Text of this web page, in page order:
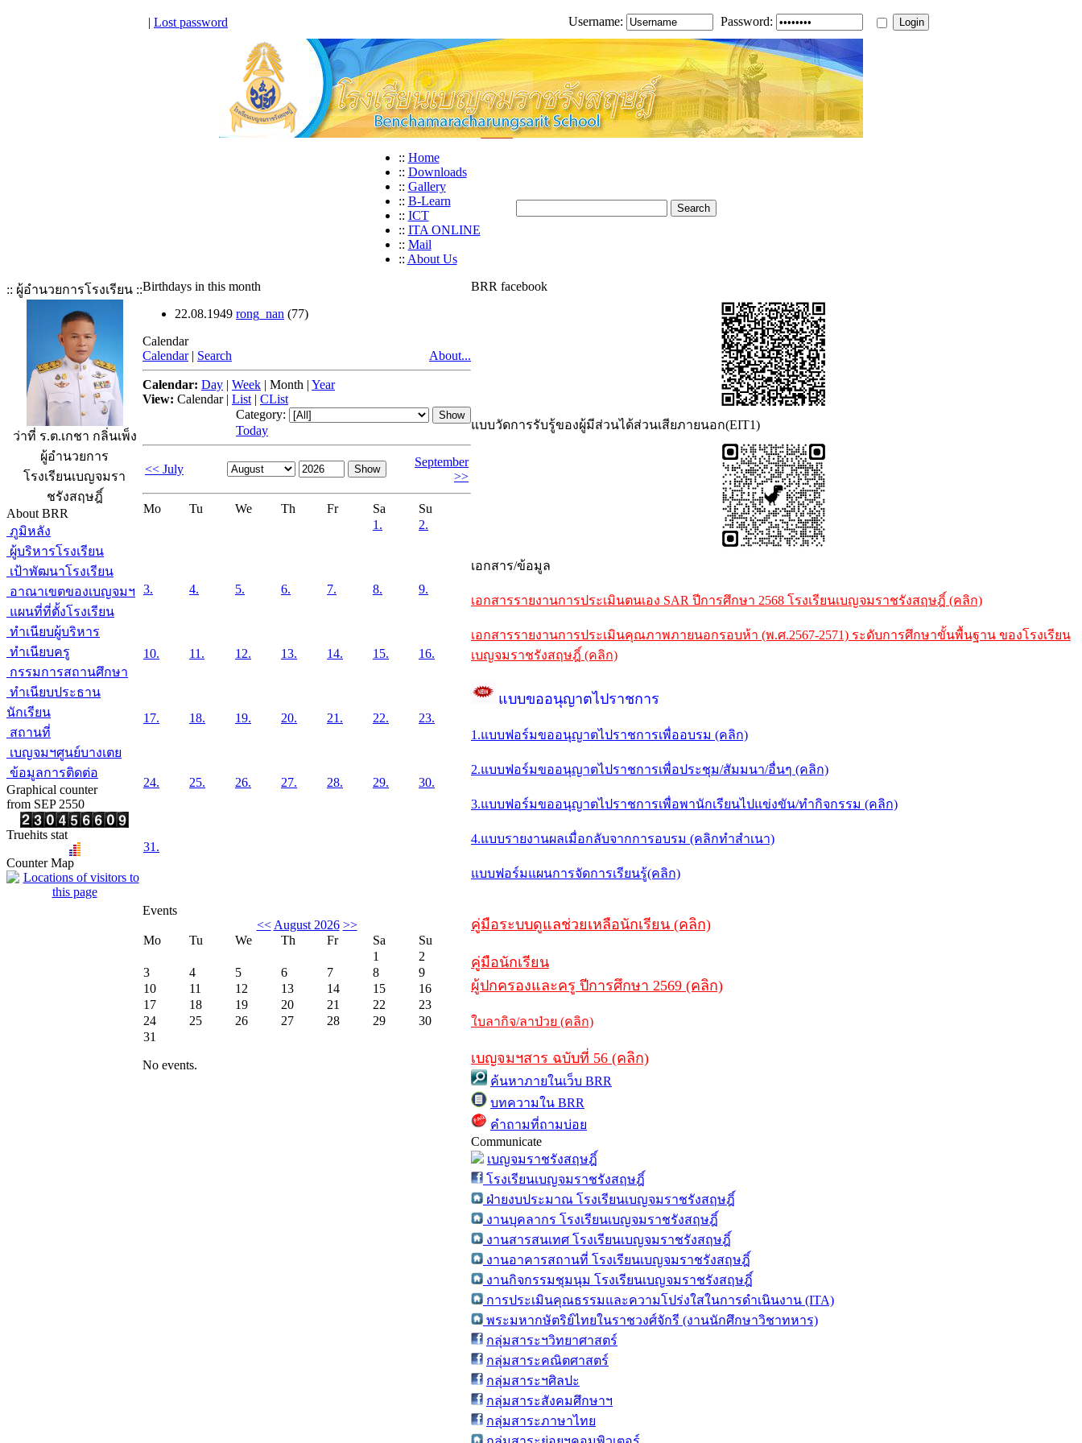
| Lost password Username: Password:
:: Home
:: Downloads
:: Gallery
:: B-Learn
:: ICT
:: ITA ONLINE
:: Mail
:: About Us
:: ผู้อำนวยการโรงเรียน ::
ว่าที่ ร.ต.เกชา กลิ่นเพ็ง
ผู้อำนวยการ
โรงเรียนเบญจมรา
ชรังสฤษฎิ์
About BRR
ภูมิหลัง
ผู้บริหารโรงเรียน
เป้าพัฒนาโรงเรียน
อาณาเขตของเบญจมฯ
แผนที่ที่ตั้งโรงเรียน
ทำเนียบผู้บริหาร
ทำเนียบครู
กรรมการสถานศึกษา
ทำเนียบประธาน
นักเรียน
สถานที่
เบญจมฯศูนย์บางเตย
ข้อมูลการติดต่อ
Graphical counter
from SEP 2550
Truehits stat
Counter Map
Birthdays in this month
22.08.1949 rong_nan (77)
Calendar
Calendar | Search About...
Calendar: Day | Week | Month | Year
View: Calendar| List | CList
Category:
Today
<< July
September
>>
Mo Tu We Th Fr Sa
Su
1.
2.
3. 4. 5. 6. 7. 8. 9.
10. 11. 12. 13. 14. 15. 16.
17. 18. 19. 20. 21. 22. 23.
24. 25. 26. 27. 28. 29. 30.
31.
Events
<< August 2026 >>
Mo
Tu We Th Fr Sa
Su
1
2
3
4 5 6 7 8
9
10
11 12 13 14 15
16
17
18 19 20 21 22
23
24
25 26 27 28 29
30
31
No events.
BRR facebook
แบบวัดการรับรู้ของผู้มีส่วนได้ส่วนเสียภายนอก(EIT1)
เอกสาร/ข้อมูล
เอกสารรายงานการประเมินตนเอง SAR ปีการศึกษา 2568 โรงเรียนเบญจมราชรังสฤษฎิ์ (คลิก)
เอกสารรายงานการประเมินคุณภาพภายนอกรอบห้า (พ.ศ.2567-2571) ระดับการศึกษาขั้นพื้นฐาน ของโรงเรียน
เบญจมราชรังสฤษฎิ์ (คลิก)
แบบขออนุญาตไปราชการ
1.แบบฟอร์มขออนุญาตไปราชการเพื่ออบรม (คลิก)
2.แบบฟอร์มขออนุญาตไปราชการเพื่อประชุม/สัมมนา/อื่นๆ (คลิก)
3.แบบฟอร์มขออนุญาตไปราชการเพื่อพานักเรียนไปแข่งขัน/ทำกิจกรรม (คลิก)
4.แบบรายงานผลเมื่อกลับจากการอบรม (คลิกทำสำเนา)
แบบฟอร์มแผนการจัดการเรียนรู้(คลิก)
คู่มือระบบดูแลช่วยเหลือนักเรียน (คลิก)
คู่มือนักเรียน
ผู้ปกครองและครู ปีการศึกษา 2569 (คลิก)
ใบลากิจ/ลาป่วย (คลิก)
เบญจมฯสาร ฉบับที่ 56 (คลิก)
ค้นหาภายในเว็บ BRR
บทความใน BRR
คำถามที่ถามบ่อย
Communicate
เบญจมราชรังสฤษฎิ์
โรงเรียนเบญจมราชรังสฤษฎิ์
ฝ่ายงบประมาณ โรงเรียนเบญจมราชรังสฤษฎิ์
งานบุคลากร โรงเรียนเบญจมราชรังสฤษฎิ์
งานสารสนเทศ โรงเรียนเบญจมราชรังสฤษฎิ์
งานอาคารสถานที่ โรงเรียนเบญจมราชรังสฤษฎิ์
งานกิจกรรมชุมนุม โรงเรียนเบญจมราชรังสฤษฎิ์
การประเมินคุณธรรมและความโปร่งใสในการดำเนินงาน (ITA)
พระมหากษัตริย์ไทยในราชวงศ์จักรี (งานนักศึกษาวิชาทหาร)
กลุ่มสาระฯวิทยาศาสตร์
กลุ่มสาระคณิตศาสตร์
กลุ่มสาระฯศิลปะ
กลุ่มสาระสังคมศึกษาฯ
กลุ่มสาระภาษาไทย